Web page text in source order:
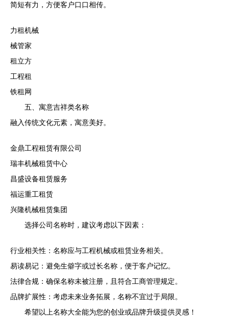
简短有力，方便客户口口相传。
力租机械
械管家
租立方
工程租
铁租网
五、寓意吉祥类名称
融入传统文化元素，寓意美好。
金鼎工程租赁有限公司
瑞丰机械租赁中心
昌盛设备租赁服务
福运重工租赁
兴隆机械租赁集团
选择公司名称时，建议考虑以下因素：
行业相关性：名称应与工程机械或租赁业务相关。
易读易记：避免生僻字或过长名称，便于客户记忆。
法律合规：确保名称未被注册，且符合工商管理规定。
品牌扩展性：考虑未来业务拓展，名称不宜过于局限。
希望以上名称大全能为您的创业或品牌升级提供灵感！